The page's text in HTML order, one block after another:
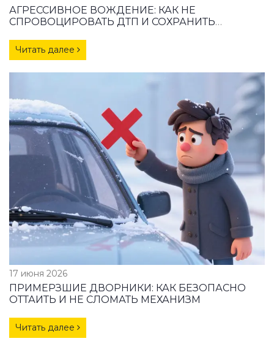
АГРЕССИВНОЕ ВОЖДЕНИЕ: КАК НЕ
СПРОВОЦИРОВАТЬ ДТП И СОХРАНИТЬ
Читать далее
17 июня 2026
ПРИМЕРЗШИЕ ДВОРНИКИ: КАК БЕЗОПАСНО
ОТТАИТЬ И НЕ СЛОМАТЬ МЕХАНИЗМ
Читать далее